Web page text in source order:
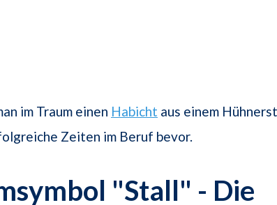
im Traum einen Habicht aus einem
Zeiten im Beruf bevor.
"Stall" - Die